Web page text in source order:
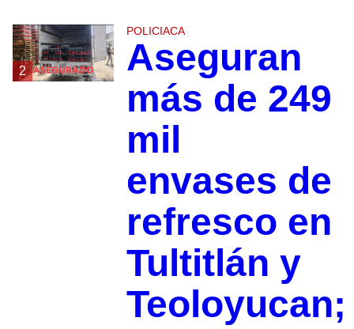
2
POLICIACA
Aseguran
más de 249
mil
envases de
refresco en
Tultitlán y
Teoloyucan;